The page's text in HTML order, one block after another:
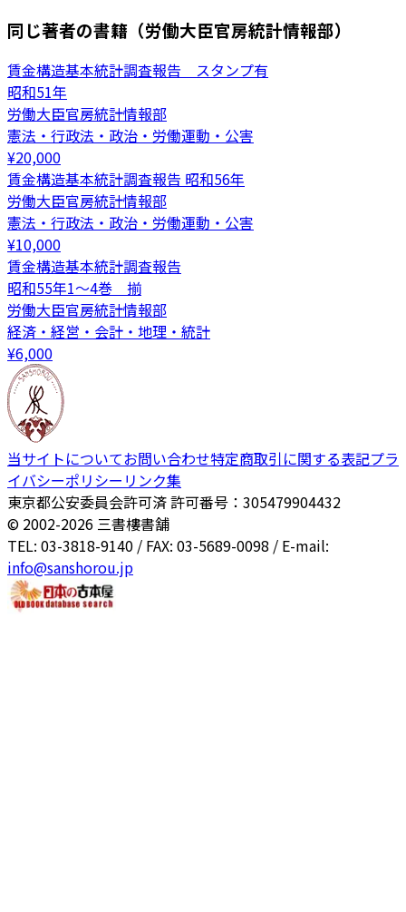
同じ著者の書籍（労働大臣官房統計情報部）
賃金構造基本統計調査報告 スタンプ有
昭和51年
労働大臣官房統計情報部
憲法・行政法・政治・労働運動・公害
¥20,000
賃金構造基本統計調査報告 昭和56年
労働大臣官房統計情報部
憲法・行政法・政治・労働運動・公害
¥10,000
賃金構造基本統計調査報告
昭和55年1～4巻 揃
労働大臣官房統計情報部
経済・経営・会計・地理・統計
¥6,000
当サイトについてお問い合わせ特定商取引に関する表記プラ
イバシーポリシー リンク集
東京都公安委員会許可済 許可番号：305479904432
© 2002-2026 三書樓書舗
TEL: 03-3818-9140 / FAX: 03-5689-0098 / E-mail:
info@sanshorou.jp